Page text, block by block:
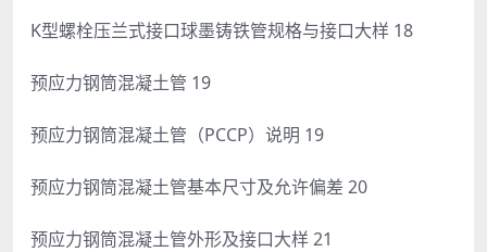
K型螺栓压兰式接口球墨铸铁管规格与接口大样 18
预应力钢筒混凝土管 19
预应力钢筒混凝土管（PCCP）说明 19
预应力钢筒混凝土管基本尺寸及允许偏差 20
预应力钢筒混凝土管外形及接口大样 21